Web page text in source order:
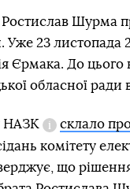
Ростислав
Уже 23 листопада
Єрмака. До цього
обласної ради
НАЗК
Довідка
склало
комітету
що